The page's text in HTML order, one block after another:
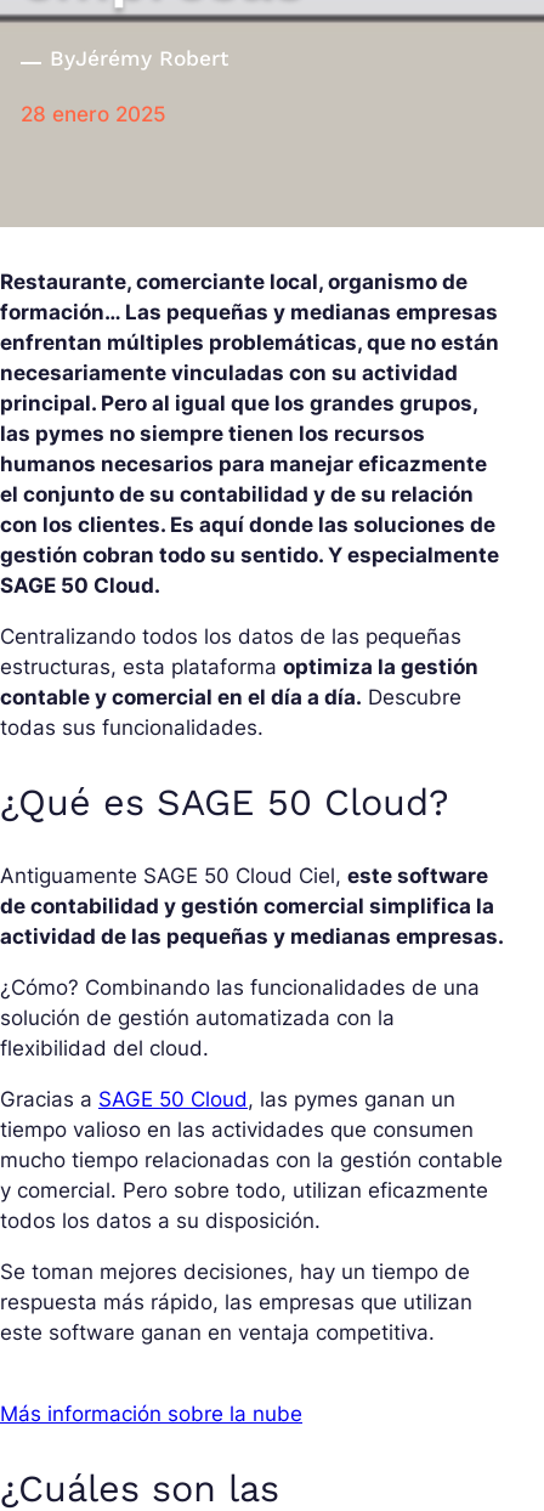
ByJérémy Robert
28 enero 2025
Restaurante, comerciante local, organismo de
formación… Las pequeñas y medianas empresas
enfrentan múltiples problemáticas, que no están
necesariamente vinculadas con su actividad
principal. Pero al igual que los grandes grupos,
las pymes no siempre tienen los recursos
humanos necesarios para manejar eficazmente
el conjunto de su contabilidad y de su relación
con los clientes. Es aquí donde las soluciones de
gestión cobran todo su sentido. Y especialmente
SAGE 50 Cloud.
Centralizando todos los datos de las pequeñas
estructuras, esta plataforma optimiza la gestión
contable y comercial en el día a día. Descubre
todas sus funcionalidades.
¿Qué es SAGE 50 Cloud?
Antiguamente SAGE 50 Cloud Ciel, este software
de contabilidad y gestión comercial simplifica la
actividad de las pequeñas y medianas empresas.
¿Cómo? Combinando las funcionalidades de una
solución de gestión automatizada con la
flexibilidad del cloud.
Gracias a SAGE 50 Cloud, las pymes ganan un
tiempo valioso en las actividades que consumen
mucho tiempo relacionadas con la gestión contable
y comercial. Pero sobre todo, utilizan eficazmente
todos los datos a su disposición.
Se toman mejores decisiones, hay un tiempo de
respuesta más rápido, las empresas que utilizan
este software ganan en ventaja competitiva.
Más información sobre la nube
¿Cuáles son las